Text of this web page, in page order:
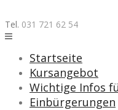
to
content
Tel. 031 721 62 54
Startseite
Kursangebot
Wichtige Infos
Einbürgerungen